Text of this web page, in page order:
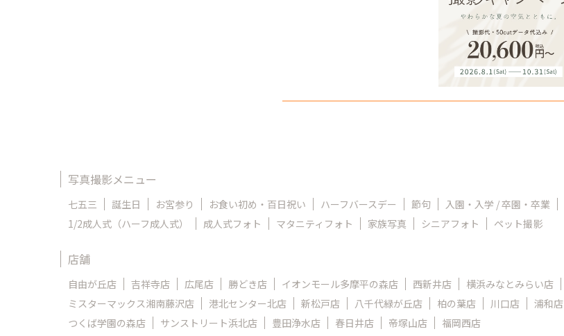
写真撮影メニュー
七五三 誕生日 お宮参り お食い初め・百日祝い ハーフバースデー 節句
入園・入学 / 卒園・卒業
1/2成人式（ハーフ成人式）
成人式フォト マタニティフォト 家族写真 シニアフォト ペット撮影
店舗
自由が丘店 吉祥寺店 広尾店 勝どき店 イオンモール多摩平の森店 西新井店 横浜みなとみらい店
ミスターマックス湘南藤沢店
港北センター北店 新松戸店 八千代緑が丘店 柏の葉店 川口店 浦和店
つくば学園の森店
サンストリート浜北店 豊田浄水店 春日井店 帝塚山店 福岡西店